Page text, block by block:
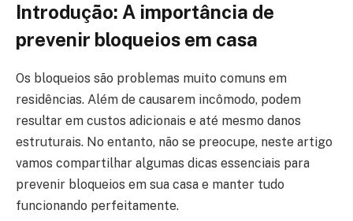
Introdução: A importância de
prevenir bloqueios em casa
Os bloqueios são problemas muito comuns em
residências. Além de causarem incômodo, podem
resultar em custos adicionais e até mesmo danos
estruturais. No entanto, não se preocupe, neste artigo
vamos compartilhar algumas dicas essenciais para
prevenir bloqueios em sua casa e manter tudo
funcionando perfeitamente.